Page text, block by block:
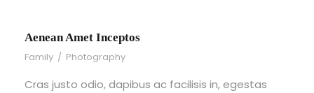
Aenean Amet Inceptos
Family / Photography
Cras justo odio, dapibus ac facilisis in, egestas